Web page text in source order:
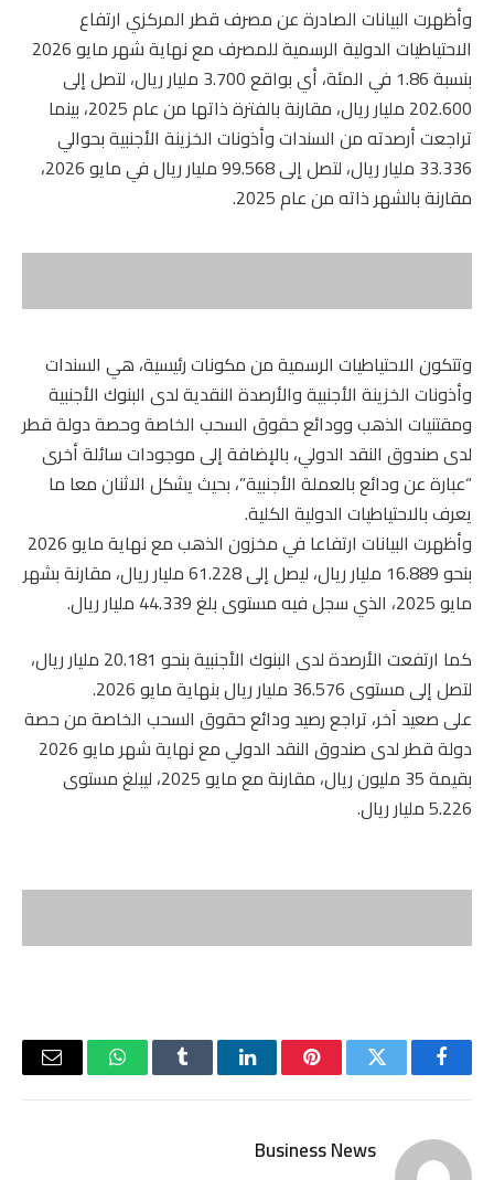
وأظهرت البيانات الصادرة عن مصرف قطر المركزي ارتفاع
الاحتياطيات الدولية الرسمية للمصرف مع نهاية شهر مايو 2026
بنسبة 1.86 في المئة، أي بواقع 3.700 مليار ريال، لتصل إلى
202.600 مليار ريال، مقارنة بالفترة ذاتها من عام 2025، بينما
تراجعت أرصدته من السندات وأذونات الخزينة الأجنبية بحوالي
33.336 مليار ريال، لتصل إلى 99.568 مليار ريال في مايو 2026،
مقارنة بالشهر ذاته من عام 2025.
وتتكون الاحتياطيات الرسمية من مكونات رئيسية، هي السندات
وأذونات الخزينة الأجنبية والأرصدة النقدية لدى البنوك الأجنبية
ومقتنيات الذهب وودائع حقوق السحب الخاصة وحصة دولة قطر
لدى صندوق النقد الدولي، بالإضافة إلى موجودات سائلة أخرى
“عبارة عن ودائع بالعملة الأجنبية”، بحيث يشكل الاثنان معا ما
يعرف بالاحتياطيات الدولية الكلية.
وأظهرت البيانات ارتفاعا في مخزون الذهب مع نهاية مايو 2026
بنحو 16.889 مليار ريال، ليصل إلى 61.228 مليار ريال، مقارنة بشهر
مايو 2025، الذي سجل فيه مستوى بلغ 44.339 مليار ريال.
كما ارتفعت الأرصدة لدى البنوك الأجنبية بنحو 20.181 مليار ريال،
لتصل إلى مستوى 36.576 مليار ريال بنهاية مايو 2026.
على صعيد آخر، تراجع رصيد ودائع حقوق السحب الخاصة من حصة
دولة قطر لدى صندوق النقد الدولي مع نهاية شهر مايو 2026
بقيمة 35 مليون ريال، مقارنة مع مايو 2025، ليبلغ مستوى
5.226 مليار ريال.
فيسبوكتويتر بينتيريستلينكدإن Tumblr واتسابالبريد
Business News